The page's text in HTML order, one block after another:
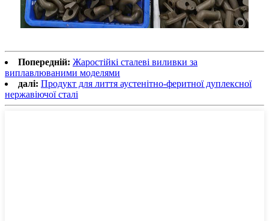
Попередній: Жаростійкі сталеві виливки за
виплавлюваними моделями
далі: Продукт для лиття аустенітно-феритної дуплексної
нержавіючої сталі